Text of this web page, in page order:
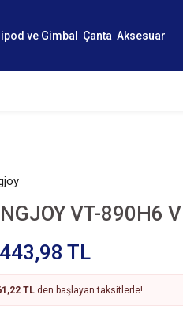
ve Gimbal Çanta Aksesuar
VT-890H6
TL
TL den başlayan taksitlerle!